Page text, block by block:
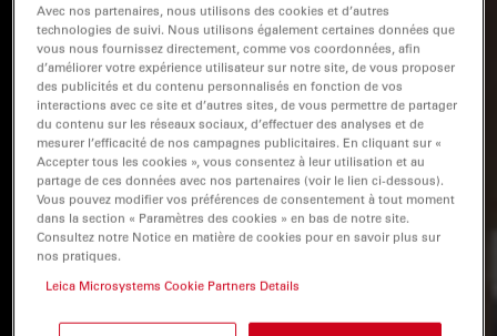
Avec nos partenaires, nous utilisons des cookies et d’autres
technologies de suivi. Nous utilisons également certaines données que
vous nous fournissez directement, comme vos coordonnées, afin
d’améliorer votre expérience utilisateur sur notre site, de vous proposer
des publicités et du contenu personnalisés en fonction de vos
interactions avec ce site et d’autres sites, de vous permettre de partager
du contenu sur les réseaux sociaux, d’effectuer des analyses et de
mesurer l’efficacité de nos campagnes publicitaires. En cliquant sur «
Accepter tous les cookies », vous consentez à leur utilisation et au
partage de ces données avec nos partenaires (voir le lien ci-dessous).
Vous pouvez modifier vos préférences de consentement à tout moment
dans la section « Paramètres des cookies » en bas de notre site.
Consultez notre Notice en matière de cookies pour en savoir plus sur
nos pratiques.
Leica Microsystems Cookie Partners Details